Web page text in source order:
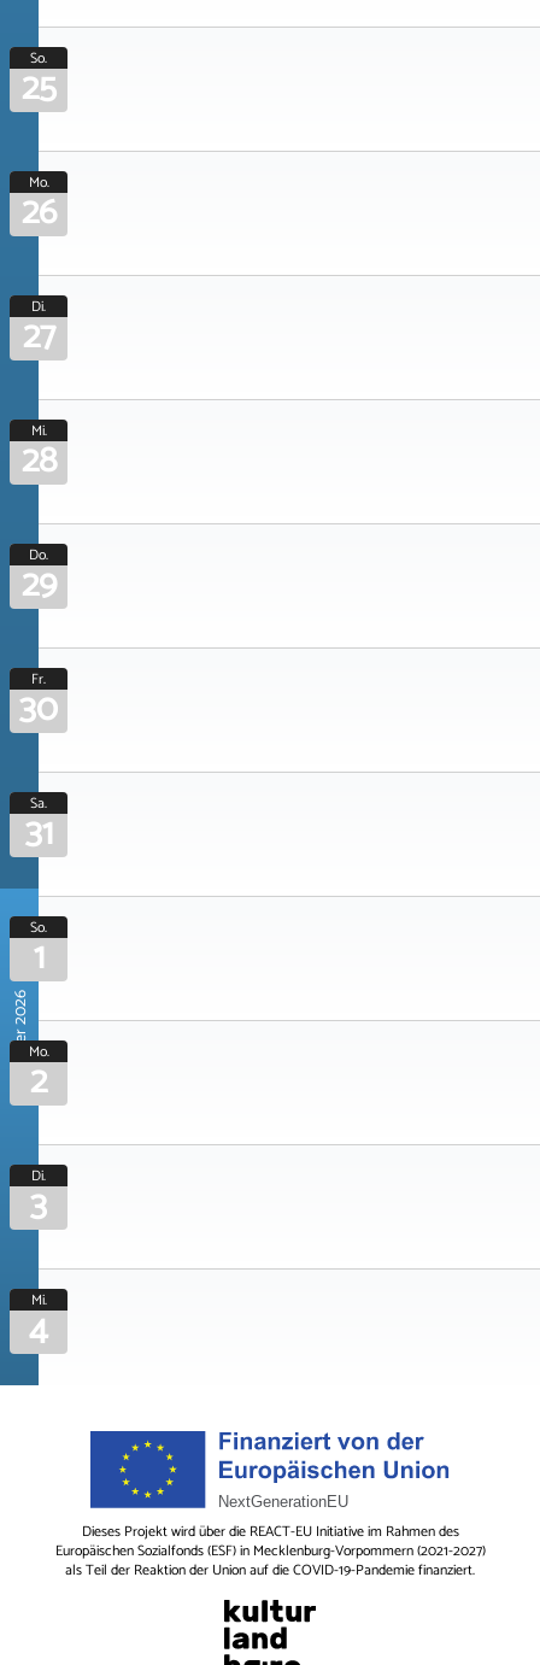
So.
25
Mo.
26
Di.
27
Mi.
28
Do.
29
Fr.
30
Sa.
31
November 2026
So.
1
Mo.
2
Di.
3
Mi.
4
Dieses Projekt wird über die REACT-EU Initiative im Rahmen des
Europäischen Sozialfonds (ESF) in Mecklenburg-Vorpommern (2021-2027)
als Teil der Reaktion der Union auf die COVID-19-Pandemie finanziert.